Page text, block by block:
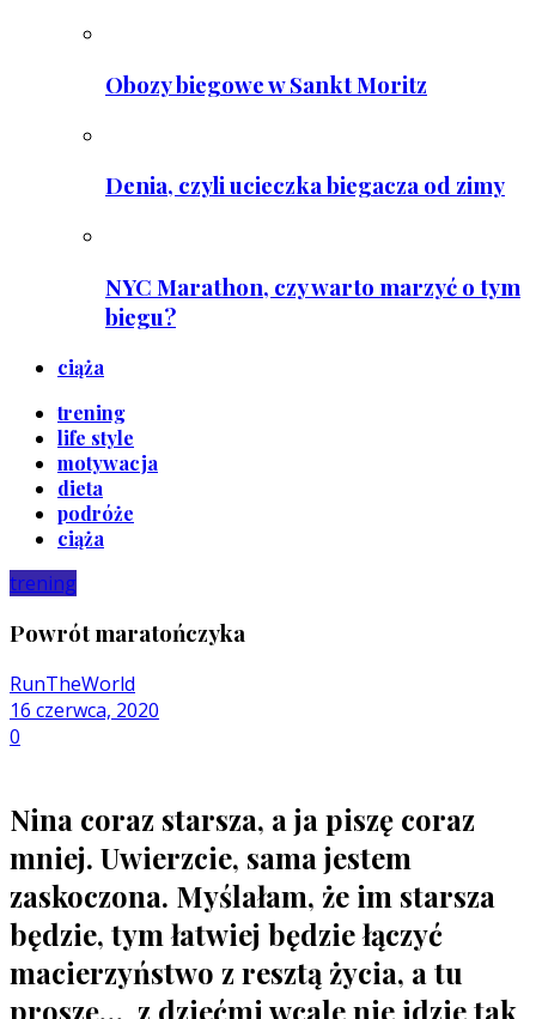
Obozy biegowe w Sankt Moritz
Denia, czyli ucieczka biegacza od zimy
NYC Marathon, czy warto marzyć o tym
biegu?
ciąża
trening
life style
motywacja
dieta
podróże
ciąża
trening
Powrót maratończyka
RunTheWorld
16 czerwca, 2020
0
Nina coraz starsza, a ja piszę coraz
mniej. Uwierzcie, sama jestem
zaskoczona. Myślałam, że im starsza
będzie, tym łatwiej będzie łączyć
macierzyństwo z resztą życia, a tu
proszę… z dziećmi wcale nie idzie tak